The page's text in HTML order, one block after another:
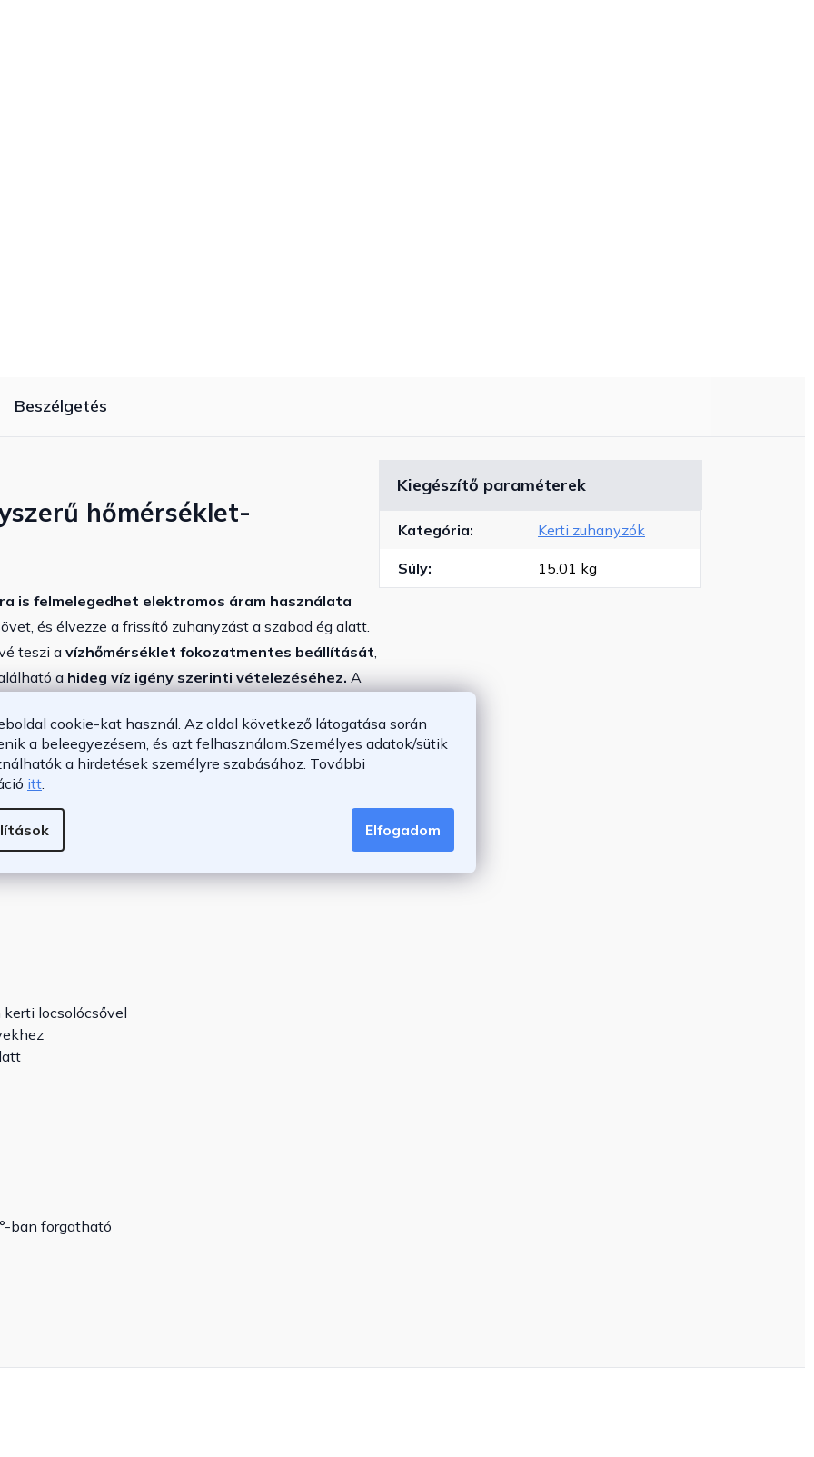
cookie-kat használ. Az oldal következő látogatása során
a beleegyezésem, és azt felhasználom.Személyes adatok/sütik
a hirdetések személyre szabásához. További
itt.
Elfogadom
Beszélgetés
hőmérséklet-
ra is felmelegedhet elektromos áram használata
és élvezze a frissítő zuhanyzást a szabad ég alatt.
teszi a vízhőmérséklet fokozatmentes beállítását
a hideg víz igény szerinti vételezéséhez. A
amely garantálja a biztonságos használatot.
ban forgatható mechanizmusnakköszönhetően
lehetővé teszi a kényelmes beállítást.Ez a kerti
szétszerelhető és szállítható.
teraszhoz és kerthez
locsolócsővel
ban forgatható
Kiegészítő paraméterek
Kategória: Kerti zuhanyzók
Súly: 15.01 kg